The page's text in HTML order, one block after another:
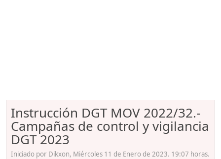
Instrucción DGT MOV 2022/32.-
Campañas de control y vigilancia
DGT 2023
Iniciado por Dikxon, Miércoles 11 de Enero de 2023. 19:07 horas.